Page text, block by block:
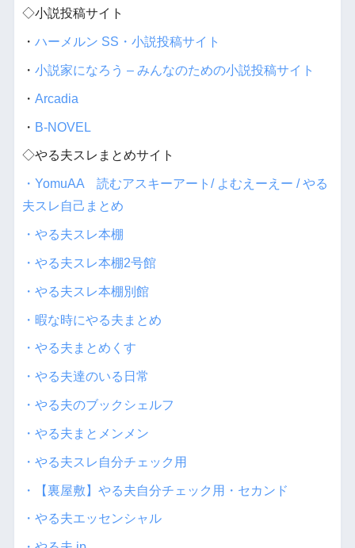
◇小説投稿サイト
・ ハーメルン SS・小説投稿サイト
・ 小説家になろう – みんなのための小説投稿サイト
・ Arcadia
・ B-NOVEL
◇やる夫スレまとめサイト
・YomuAA 読むアスキーアート/ よむえーえー / やる
夫スレ自己まとめ
・やる夫スレ本棚
・やる夫スレ本棚2号館
・やる夫スレ本棚別館
・暇な時にやる夫まとめ
・やる夫まとめくす
・やる夫達のいる日常
・やる夫のブックシェルフ
・やる夫まとメンメン
・やる夫スレ自分チェック用
・【裏屋敷】やる夫自分チェック用・セカンド
・やる夫エッセンシャル